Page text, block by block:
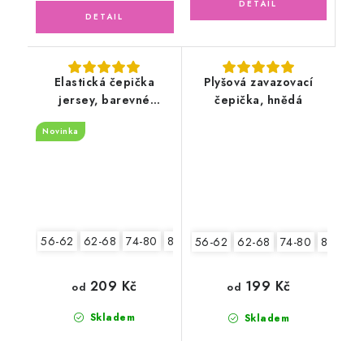
Elastická čepička
jersey, barevné
květinky
Novinka
56-62 62-68 74-80 80-86
Skladem
od 209 Kč
Plyšová zavazovací
čepička, hnědá
56-62 62-68 74-80 80-86
Skladem
od 199 Kč